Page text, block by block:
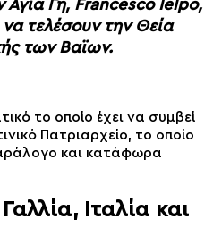
Αγία Γη, Francesco Ielpo,
τελέσουν την Θεία
των Βαϊων.
το οποίο έχει να συμβεί
Πατριαρχείο, το οποίο
και κατάφωρα
Ιταλία και